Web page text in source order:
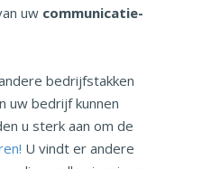
uw communicatie-
bedrijfstakken
uw bedrijf kunnen
u sterk aan om de
U vindt er andere